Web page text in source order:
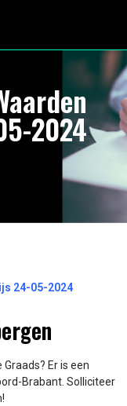
2024
24-05-2024
Er is een
Brabant. Solliciteer